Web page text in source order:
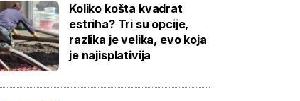
Koliko košta kvadrat
estriha? Tri su opcije,
razlika je velika, evo koja
je najisplativija